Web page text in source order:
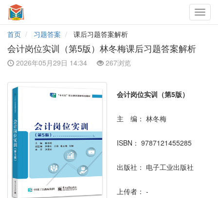
首页
习题答案 课后习题答案解析
会计岗位实训（第5版）林冬梅课后习题答案解析
2026年05月29日 14:34 267浏览
会计岗位实训（第5版）
主 编： 林冬梅
ISBN： 9787121455285
出版社： 电子工业出版社
上传者： -